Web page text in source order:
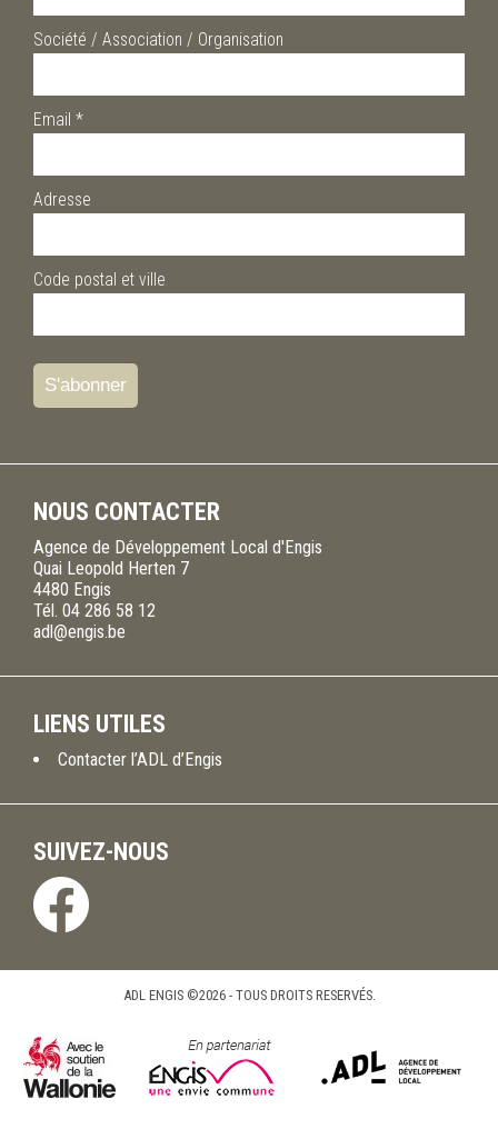
Société / Association / Organisation
Email *
Adresse
Code postal et ville
NOUS CONTACTER
Agence de Développement Local d'Engis
Quai Leopold Herten 7
4480 Engis
Tél. 04 286 58 12
adl@engis.be
LIENS UTILES
Contacter l’ADL d’Engis
SUIVEZ-NOUS
ADL ENGIS ©2026 - TOUS DROITS RESERVÉS.